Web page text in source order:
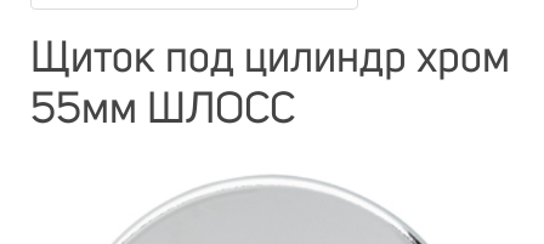
Щиток под цилиндр хром
55мм ШЛОСС